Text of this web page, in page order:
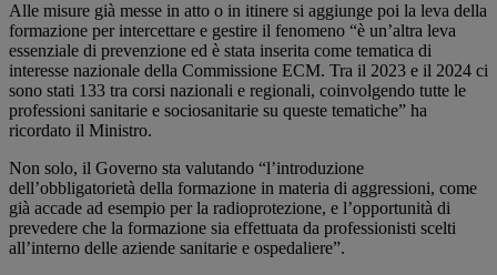
Alle misure già messe in atto o in itinere si aggiunge poi la leva della
formazione per intercettare e gestire il fenomeno “è un’altra leva
essenziale di prevenzione ed è stata inserita come tematica di
interesse nazionale della Commissione ECM. Tra il 2023 e il 2024 ci
sono stati 133 tra corsi nazionali e regionali, coinvolgendo tutte le
professioni sanitarie e sociosanitarie su queste tematiche” ha
ricordato il Ministro.
Non solo, il Governo sta valutando “l’introduzione
dell’obbligatorietà della formazione in materia di aggressioni, come
già accade ad esempio per la radioprotezione, e l’opportunità di
prevedere che la formazione sia effettuata da professionisti scelti
all’interno delle aziende sanitarie e ospedaliere”.